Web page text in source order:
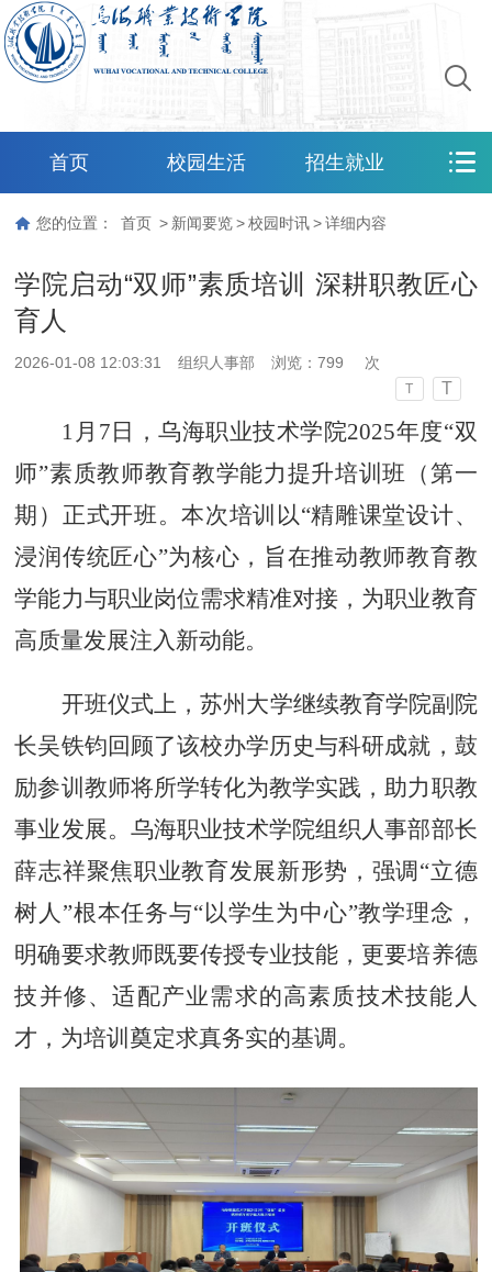
首页 校园生活 招生就业
您的位置： 首页 > 新闻要览 > 校园时讯 > 详细内容
学院启动“双师”素质培训 深耕职教匠心
育人
2026-01-08 12:03:31 组织人事部 浏览：799 次
T T
1 月 7 日，乌海职业技术学院2025年度“双
师”素质教师教育教学能力提升培训班（第一
期）正式开班。本次培训以“精雕课堂设计、
浸润传统匠心”为核心，旨在推动教师教育教
学能力与职业岗位需求精准对接，为职业教育
高质量发展注入新动能。
开班仪式上，苏州大学继续教育学院副院
长吴铁钧回顾了该校办学历史与科研成就，鼓
励参训教师将所学转化为教学实践，助力职教
事业发展。乌海职业技术学院组织人事部部长
薛志祥聚焦职业教育发展新形势，强调 “立德
树人 ”根本任务与“以学生为中心”教学理念，
明确要求教师既要传授专业技能，更要培养德
技并修、适配产业需求的高素质技术技能人
才，为培训奠定求真务实的基调。